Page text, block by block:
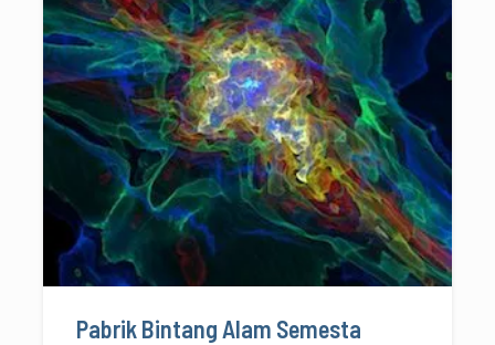
Pabrik Bintang Alam Semesta